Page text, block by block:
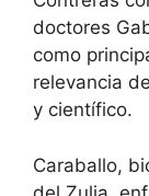
doctores
como
relevancia
y científico.
Caraballo,